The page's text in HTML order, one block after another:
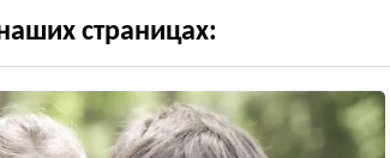
страницах: